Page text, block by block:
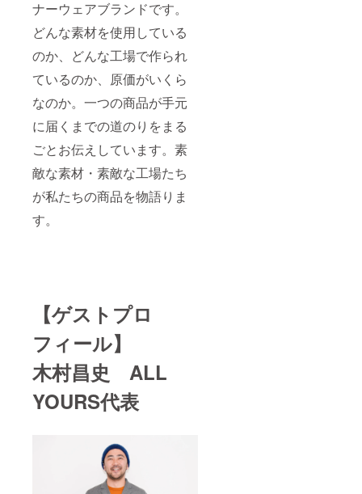
ナーウェアブランドです。
どんな素材を使用している
のか、どんな工場で作られ
ているのか、原価がいくら
なのか。一つの商品が手元
に届くまでの道のりをまる
ごとお伝えしています。素
敵な素材・素敵な工場たち
が私たちの商品を物語りま
す。
【ゲストプロ
フィール】
木村昌史 ALL
YOURS代表